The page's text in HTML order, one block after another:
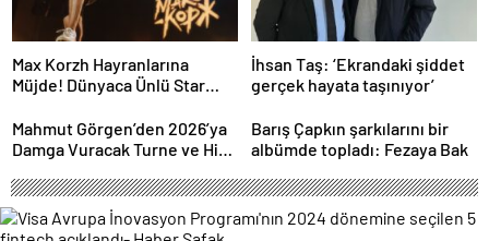
Max Korzh Hayranlarına
Müjde! Dünyaca Ünlü Star
Performansla Hayranlarıyla
Buluşuyor
İhsan Taş: ‘Ekrandaki şiddet
gerçek hayata taşınıyor’
Mahmut Görgen’den 2026’ya
Damga Vuracak Turne ve Hit
Barış Çapkın şarkılarını bir
albümde topladı: Fezaya Bak